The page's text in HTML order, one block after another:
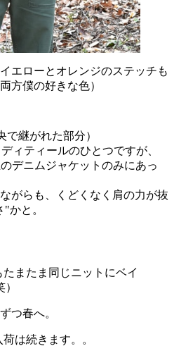
エローとオレンジのステッチも
方僕の好きな色）
継がれた部分）
ィティールのひとつですが、
デニムジャケットのみにあっ
がらも、くどくなく肩の力が抜
かと。
またま同じニットにベイ
つ春へ。
は続きます。。